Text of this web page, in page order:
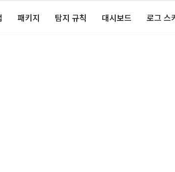
패키지 탐지 규칙 대시보드 로그 스